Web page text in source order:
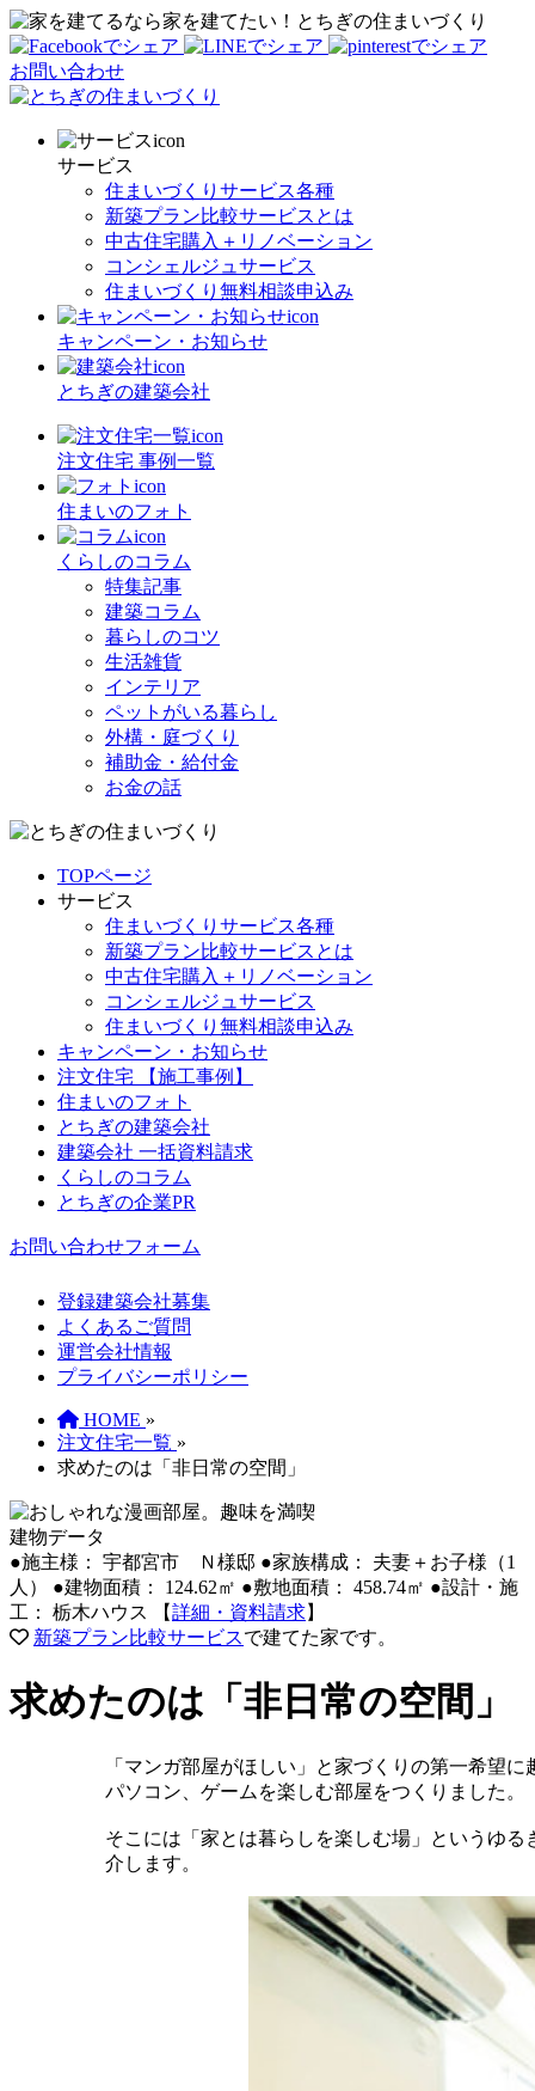
家を建てたい！とちぎの住まいづくり
お問い合わせ
サービス
住まいづくりサービス各種
新築プラン比較サービスとは
中古住宅購入＋リノベーション
コンシェルジュサービス
住まいづくり無料相談申込み
キャンペーン・お知らせ
とちぎの建築会社
注文住宅 事例一覧
住まいのフォト
くらしのコラム
特集記事
建築コラム
暮らしのコツ
生活雑貨
インテリア
ペットがいる暮らし
外構・庭づくり
補助金・給付金
お金の話
TOPページ
サービス
住まいづくりサービス各種
新築プラン比較サービスとは
中古住宅購入＋リノベーション
コンシェルジュサービス
住まいづくり無料相談申込み
キャンペーン・お知らせ
注文住宅 【施工事例】
住まいのフォト
とちぎの建築会社
建築会社 一括資料請求
くらしのコラム
とちぎの企業PR
お問い合わせフォーム
登録建築会社募集
よくあるご質問
運営会社情報
プライバシーポリシー
HOME »
注文住宅一覧 »
求めたのは「非日常の空間」
建物データ
●施主様： 宇都宮市 Ｎ様邸 ●家族構成： 夫妻＋お子様（1
人） ●建物面積： 124.62㎡ ●敷地面積： 458.74㎡ ●設計・施
工： 栃木ハウス
【詳細・資料請求】
新築プラン比較サービスで建てた家です。
求めたのは「非日常の空間」
「マンガ部屋がほしい」と家づくりの第一希望
パソコン、ゲームを楽しむ部屋をつくりました。
そこには「家とは暮らしを楽しむ場」というゆ
介します。